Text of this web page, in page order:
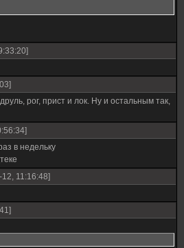
рог, прист и лок. Ну и остальным так,
в недельку
11:16:48]